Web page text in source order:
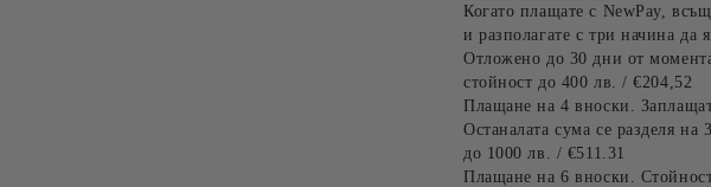
Когато плащате с NewPay,
и разполагате с три начина да
Отложено до 30 дни от
стойност до 400 лв. / €204,52
Плащане на 4 вноски.
Останалата сума се разделя
до 1000 лв. / €511.31
Плащане на 6 вноски.